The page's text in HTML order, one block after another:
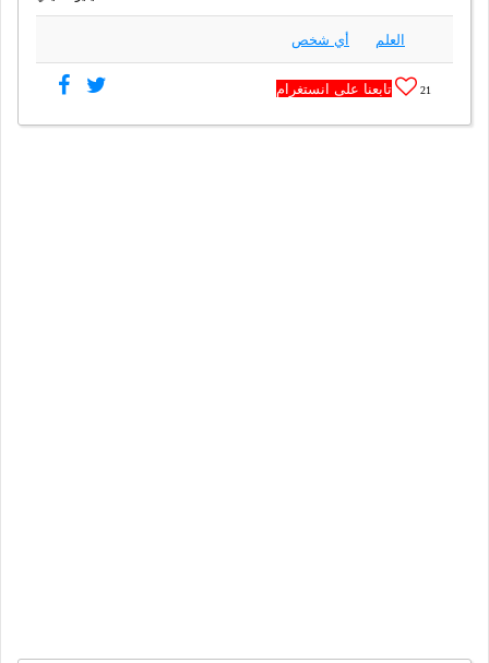
العلم أي شخص
21 تابعنا على انستغرام